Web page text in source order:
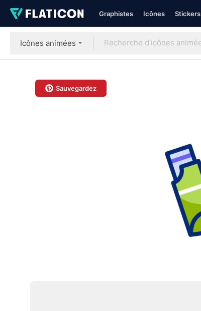
Graphistes Icônes Stickers
Icônes animées
Sauvegardez